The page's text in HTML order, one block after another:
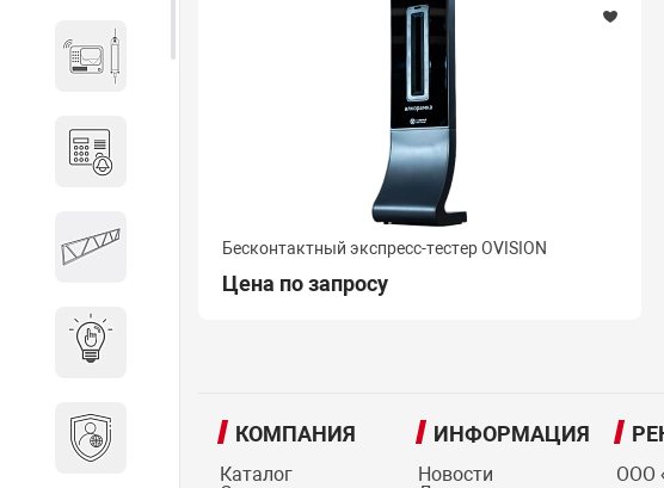
металлоконструкции
Информационная
Бесконтактный экспресс-тестер OVISION
Цена по запросу
КОМПАНИЯ
Каталог
ИНФОРМАЦИЯ
Новости
ООО